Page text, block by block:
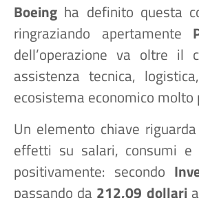
Boeing ha definito questa
ringraziando apertamente
dell’operazione va oltre il
assistenza tecnica,
ecosistema economico molto
Un elemento chiave
effetti su salari, consumi e
positivamente: secondo
passando da 212,09 dollari a